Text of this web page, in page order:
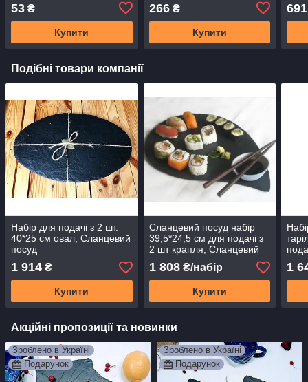
53 ₴
Купити
266₴
Купити
691
Подібні товари компанії
Набір для подачі з 2 шт.
40*25 см овал; Сланцевий
посуд
1 914 ₴
Купити
Сланцевий посуд набір
39,5*24,5 см для подачі з
2 шт крапля, Сланцевий
посуд
1 808₴/набір
Купити
1
Акційні пропозиції та новинки
Зроблено в Україні
Подарунок
Зроблено в Україні
Подарунок